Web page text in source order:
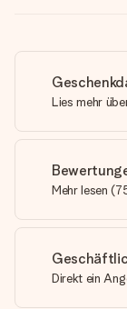
Lies mehr
Mehr lesen (
Direkt ein